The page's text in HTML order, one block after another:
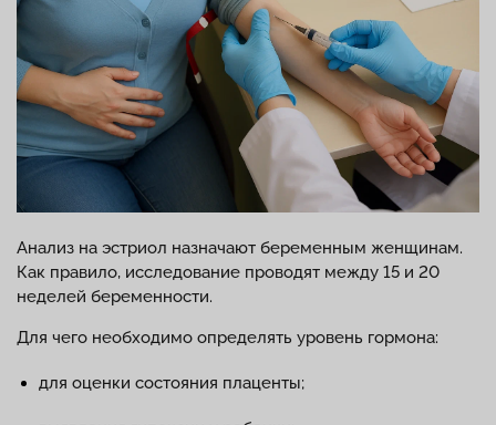
Анализ на эстриол назначают беременным женщинам.
Как правило, исследование проводят между 15 и 20
неделей беременности.
Для чего необходимо определять уровень гормона:
для оценки состояния плаценты;